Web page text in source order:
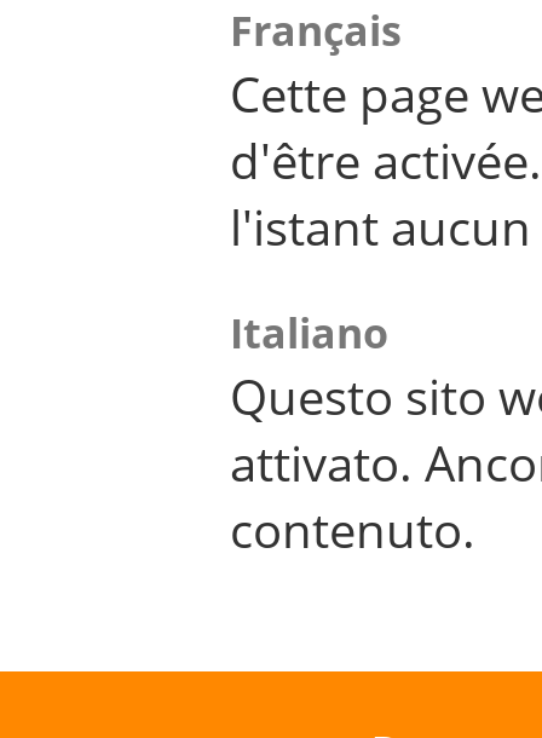
Français
Cette page
d'être
l'istant
Italiano
Questo sito
attivato.
contenuto.